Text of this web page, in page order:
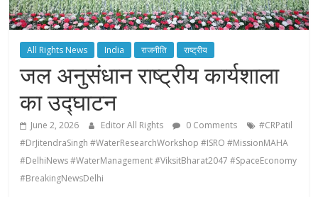
All Rights News India राजनीति राष्ट्रीय
जल अनुसंधान राष्ट्रीय कार्यशाला
का उद्घाटन
June 2, 2026 Editor All Rights 0 Comments
#CRPatil
#DrJitendraSingh #WaterResearchWorkshop #ISRO #MissionMAHA
#DelhiNews #WaterManagement #ViksitBharat2047 #SpaceEconomy
#BreakingNewsDelhi